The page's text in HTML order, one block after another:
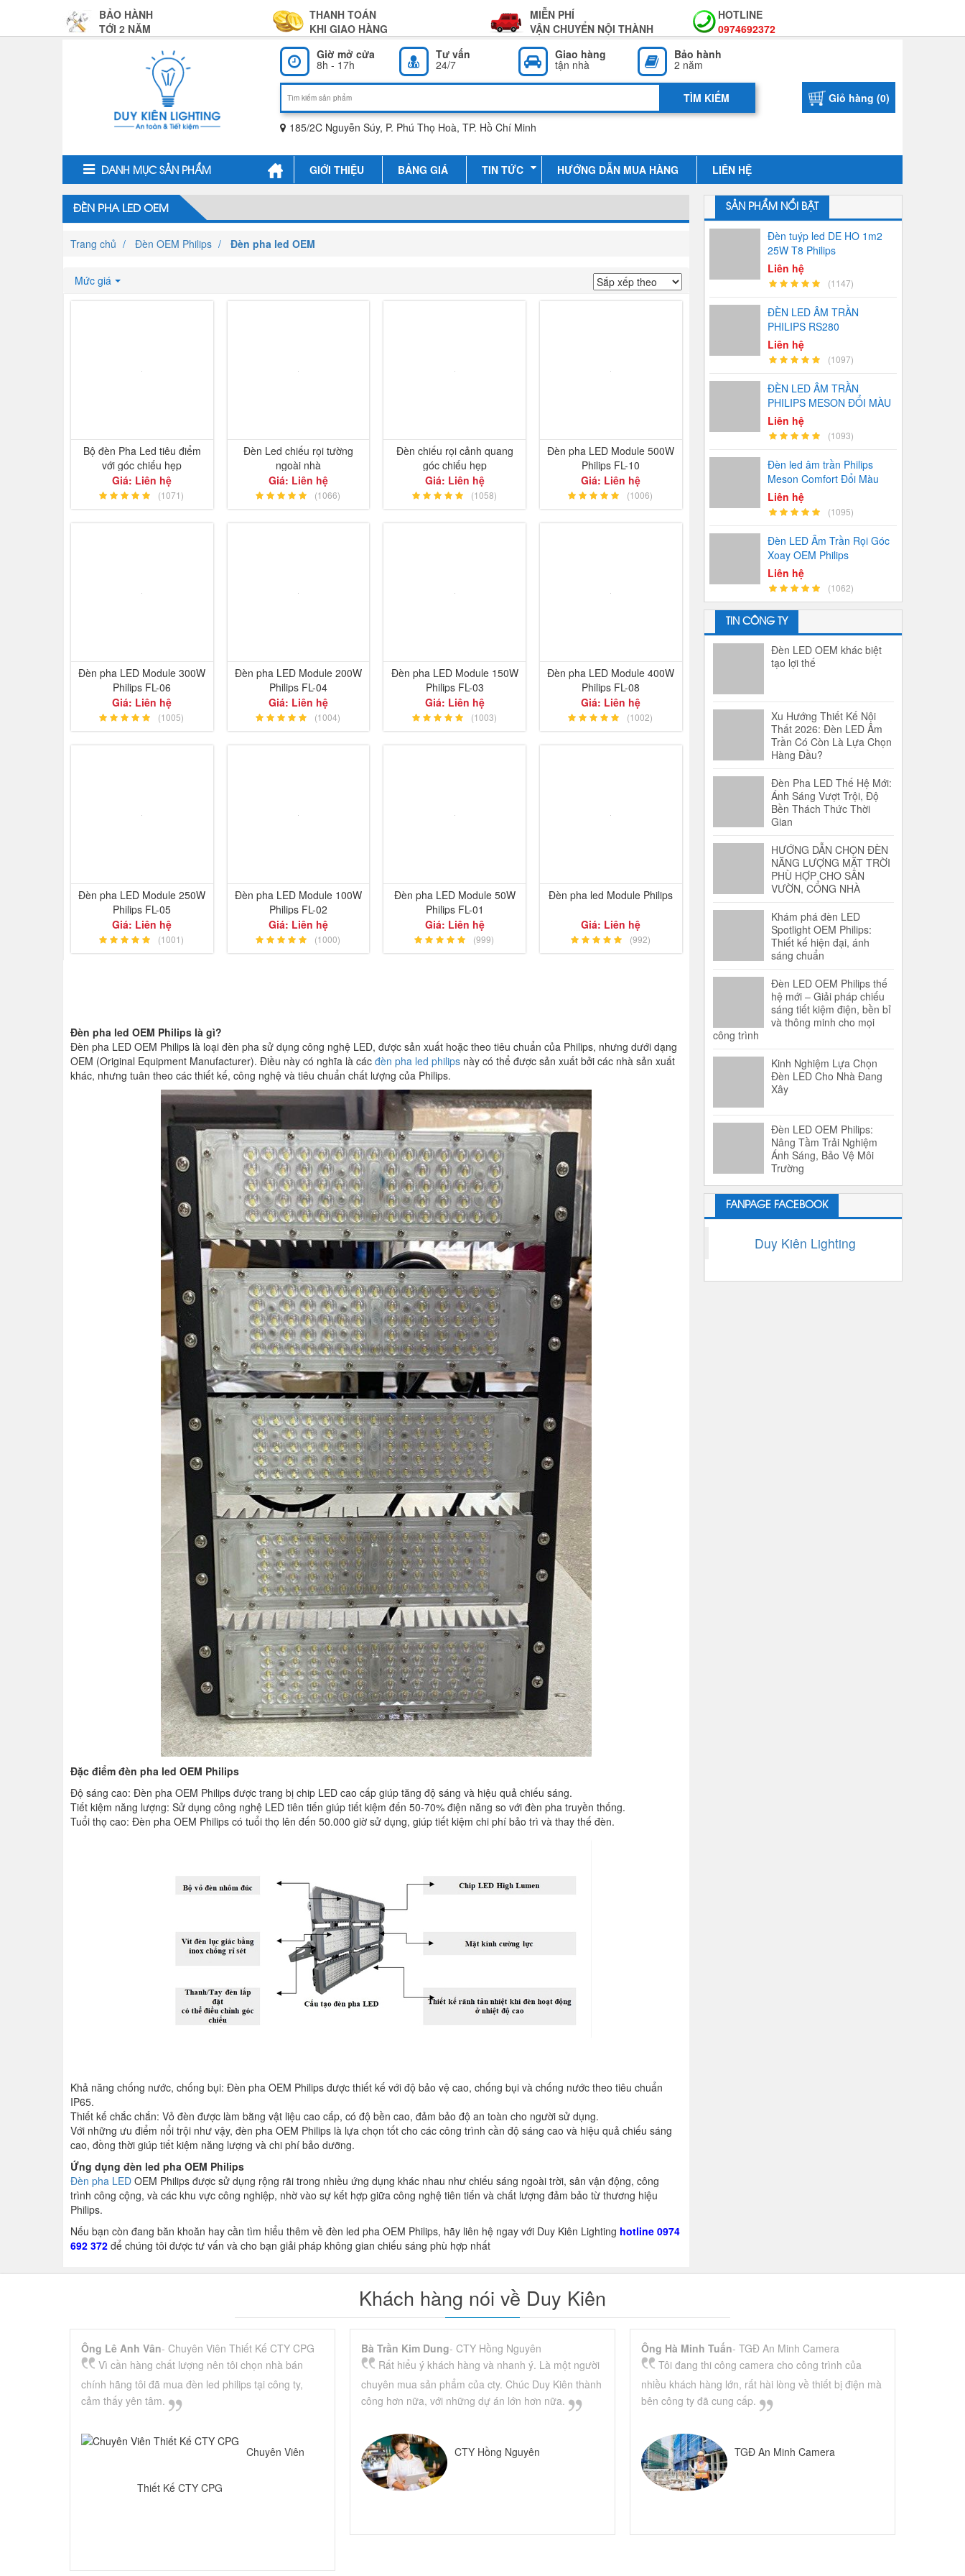
BẢO HÀNH
TỚI 2 NĂM
THANH TOÁN
KHI GIAO HÀNG
MIỄN PHÍ
VẬN CHUYỂN NỘI THÀNH
HOTLINE
0974692372
Giờ mở cửa
8h - 17h
Tư vấn
24/7
Giao hàng
tận nhà
Bảo hành
2 năm
185/2C Nguyễn Súy, P. Phú Thọ Hoà, TP. Hồ Chí Minh
Giỏ hàng (0)
DANH MỤC SẢN PHẨM GIỚI THIỆU BẢNG GIÁ TIN TỨC HƯỚNG DẪN MUA HÀNG LIÊN HỆ
ĐÈN PHA LED OEM
Trang chủ Đèn OEM Philips Đèn pha led OEM
Mức giá
Bộ đèn Pha Led tiêu điểm
với góc chiếu hẹp
Giá: Liên hệ
(1071)
Đèn Led chiếu rọi tường
ngoài nhà
Giá: Liên hệ
(1066)
Đèn chiếu rọi cảnh quang
góc chiếu hẹp
Giá: Liên hệ
(1058)
Đèn pha LED Module 500W
Philips FL-10
Giá: Liên hệ
(1006)
Đèn pha LED Module 300W
Philips FL-06
Giá: Liên hệ
(1005)
Đèn pha LED Module 200W
Philips FL-04
Giá: Liên hệ
(1004)
Đèn pha LED Module 150W
Philips FL-03
Giá: Liên hệ
(1003)
Đèn pha LED Module 400W
Philips FL-08
Giá: Liên hệ
(1002)
Đèn pha LED Module 250W
Philips FL-05
Giá: Liên hệ
(1001)
Đèn pha LED Module 100W
Philips FL-02
Giá: Liên hệ
(1000)
Đèn pha LED Module 50W
Philips FL-01
Giá: Liên hệ
(999)
Đèn pha led Module Philips
Giá: Liên hệ
(992)
Đèn pha led OEM Philips là gì?
Đèn pha LED OEM Philips là loại đèn pha sử dụng công nghệ LED, được sản xuất hoặc theo tiêu chuẩn của Philips, nhưng dưới dạng
OEM (Original Equipment Manufacturer). Điều này có nghĩa là các đèn pha led philips này có thể được sản xuất bởi các nhà sản xuất
khác, nhưng tuân theo các thiết kế, công nghệ và tiêu chuẩn chất lượng của Philips.
Đặc điểm đèn pha led OEM Philips
Độ sáng cao: Đèn pha OEM Philips được trang bị chip LED cao cấp giúp tăng độ sáng và hiệu quả chiếu sáng.
Tiết kiệm năng lượng: Sử dụng công nghệ LED tiên tiến giúp tiết kiệm đến 50-70% điện năng so với đèn pha truyền thống.
Tuổi thọ cao: Đèn pha OEM Philips có tuổi thọ lên đến 50.000 giờ sử dụng, giúp tiết kiệm chi phí bảo trì và thay thế đèn.
Khả năng chống nước, chống bụi: Đèn pha OEM Philips được thiết kế với độ bảo vệ cao, chống bụi và chống nước theo tiêu chuẩn
IP65.
Thiết kế chắc chắn: Vỏ đèn được làm bằng vật liệu cao cấp, có độ bền cao, đảm bảo độ an toàn cho người sử dụng.
Với những ưu điểm nổi trội như vậy, đèn pha OEM Philips là lựa chọn tốt cho các công trình cần độ sáng cao và hiệu quả chiếu sáng
cao, đồng thời giúp tiết kiệm năng lượng và chi phí bảo dưỡng.
Ứng dụng đèn led pha OEM Philips
Đèn pha LED OEM Philips được sử dụng rộng rãi trong nhiều ứng dụng khác nhau như chiếu sáng ngoài trời, sân vận động, công
trình công cộng, và các khu vực công nghiệp, nhờ vào sự kết hợp giữa công nghệ tiên tiến và chất lượng đảm bảo từ thương hiệu
Philips.
Nếu bạn còn đang băn khoăn hay cần tìm hiểu thêm về đèn led pha OEM Philips, hãy liên hệ ngay với Duy Kiên Lighting hotline 0974
692 372 để chúng tôi được tư vấn và cho bạn giải pháp không gian chiếu sáng phù hợp nhất
SẢN PHẨM NỔI BẬT
Đèn tuýp led DE HO 1m2
25W T8 Philips
Liên hệ
(1147)
ĐÈN LED ÂM TRẦN
PHILIPS RS280
Liên hệ
(1097)
ĐÈN LED ÂM TRẦN
PHILIPS MESON ĐỔI MÀU
Liên hệ
(1093)
Đèn led âm trần Philips
Meson Comfort Đổi Màu
Liên hệ
(1095)
Đèn LED Âm Trần Rọi Góc
Xoay OEM Philips
Liên hệ
(1062)
TIN CÔNG TY
Đèn LED OEM khác biệt
tạo lợi thế
Xu Hướng Thiết Kế Nội
Thất 2026: Đèn LED Âm
Trần Có Còn Là Lựa Chọn
Hàng Đầu?
Đèn Pha LED Thế Hệ Mới:
Ánh Sáng Vượt Trội, Độ
Bền Thách Thức Thời
Gian
HƯỚNG DẪN CHỌN ĐÈN
NĂNG LƯỢNG MẶT TRỜI
PHÙ HỢP CHO SÂN
VƯỜN, CỔNG NHÀ
Khám phá đèn LED
Spotlight OEM Philips:
Thiết kế hiện đại, ánh
sáng chuẩn
Đèn LED OEM Philips thế
hệ mới – Giải pháp chiếu
sáng tiết kiệm điện, bền bỉ
và thông minh cho mọi
công trình
Kinh Nghiệm Lựa Chọn
Đèn LED Cho Nhà Đang
Xây
Đèn LED OEM Philips:
Nâng Tầm Trải Nghiệm
Ánh Sáng, Bảo Vệ Môi
Trường
FANPAGE FACEBOOK
Duy Kiên Lighting
Khách hàng nói về Duy Kiên
Ông Lê Anh Vân- Chuyên Viên Thiết Kế CTY CPG
Vì cần hàng chất lượng nên tôi chọn nhà bán
chính hãng tôi đã mua đèn led philips tại công ty,
cảm thấy yên tâm.
Chuyên Viên
Thiết Kế CTY CPG
Bà Trần Kim Dung- CTY Hồng Nguyên
Rất hiểu ý khách hàng và nhanh ý. Là một người
chuyên mua sản phẩm của cty. Chúc Duy Kiên thành
công hơn nữa, với những dự án lớn hơn nữa.
CTY Hồng Nguyên
Ông Hà Minh Tuấn- TGĐ An Minh Camera
Tôi đang thi công camera cho công trình của
nhiều khách hàng lớn, rất hài lòng về thiết bị điện mà
bên công ty đã cung cấp.
TGĐ An Minh Camera